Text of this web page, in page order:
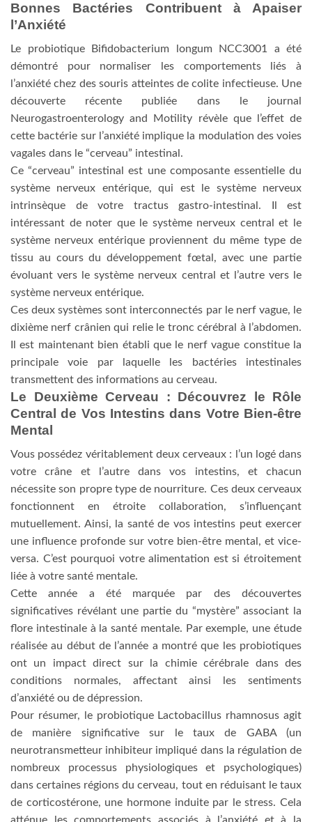
Bonnes Bactéries Contribuent à Apaiser
l’Anxiété
Le probiotique Bifidobacterium longum NCC3001 a été
démontré pour normaliser les comportements liés à
l’anxiété chez des souris atteintes de colite infectieuse. Une
découverte récente publiée dans le journal
Neurogastroenterology and Motility révèle que l’effet de
cette bactérie sur l’anxiété implique la modulation des voies
vagales dans le “cerveau” intestinal.
Ce “cerveau” intestinal est une composante essentielle du
système nerveux entérique, qui est le système nerveux
intrinsèque de votre tractus gastro-intestinal. Il est
intéressant de noter que le système nerveux central et le
système nerveux entérique proviennent du même type de
tissu au cours du développement fœtal, avec une partie
évoluant vers le système nerveux central et l’autre vers le
système nerveux entérique.
Ces deux systèmes sont interconnectés par le nerf vague, le
dixième nerf crânien qui relie le tronc cérébral à l’abdomen.
Il est maintenant bien établi que le nerf vague constitue la
principale voie par laquelle les bactéries intestinales
transmettent des informations au cerveau.
Le Deuxième Cerveau : Découvrez le Rôle
Central de Vos Intestins dans Votre Bien-être
Mental
Vous possédez véritablement deux cerveaux : l’un logé dans
votre crâne et l’autre dans vos intestins, et chacun
nécessite son propre type de nourriture. Ces deux cerveaux
fonctionnent en étroite collaboration, s’influençant
mutuellement. Ainsi, la santé de vos intestins peut exercer
une influence profonde sur votre bien-être mental, et vice-
versa. C’est pourquoi votre alimentation est si étroitement
liée à votre santé mentale.
Cette année a été marquée par des découvertes
significatives révélant une partie du “mystère” associant la
flore intestinale à la santé mentale. Par exemple, une étude
réalisée au début de l’année a montré que les probiotiques
ont un impact direct sur la chimie cérébrale dans des
conditions normales, affectant ainsi les sentiments
d’anxiété ou de dépression.
Pour résumer, le probiotique Lactobacillus rhamnosus agit
de manière significative sur le taux de GABA (un
neurotransmetteur inhibiteur impliqué dans la régulation de
nombreux processus physiologiques et psychologiques)
dans certaines régions du cerveau, tout en réduisant le taux
de corticostérone, une hormone induite par le stress. Cela
atténue les comportements associés à l’anxiété et à la